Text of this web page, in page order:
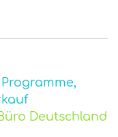
Deutschland